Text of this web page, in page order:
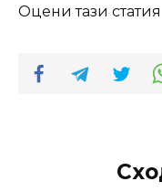
Оцени тази статия